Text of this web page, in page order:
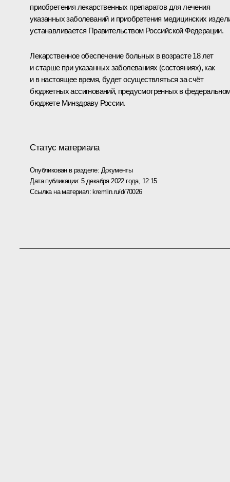
приобретения лекарственных препаратов для лечения
указанных заболеваний и приобретения медицинских
устанавливается Правительством Российской Федерации.
Лекарственное обеспечение больных в возрасте 18 лет
и старше при указанных заболеваниях (состояниях), как
и в настоящее время, будет осуществляться за счёт
бюджетных ассигнований, предусмотренных в
бюджете Минздраву России.
Статус материала
Опубликован в разделе: Документы
Дата публикации:5 декабря 2022 года, 12:15
Ссылка на материал: kremlin.ru/d/70026